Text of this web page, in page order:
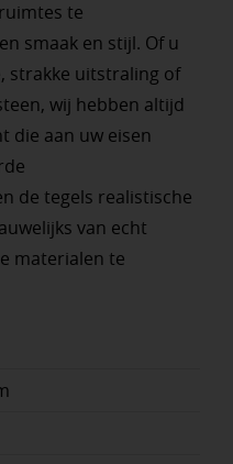
te
smaak en stijl. Of u
strakke uitstraling of
wij hebben altijd
die aan uw eisen
de tegels realistische
van echt
materialen te